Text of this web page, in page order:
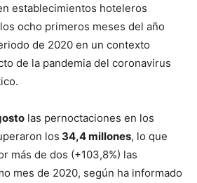
establecimientos hoteleros
ocho primeros meses del año
de 2020 en un contexto
de la pandemia del coronavirus
las pernoctaciones en los
los 34,4 millones, lo que
más de dos (+103,8%) las
mes de 2020, según ha informado